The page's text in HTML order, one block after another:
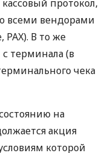
протокол,
всеми вендорами
PAX). В то же
терминала (в
чека
на
акция
которой